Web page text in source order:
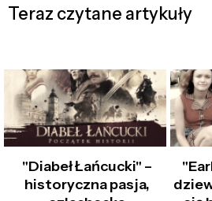
Teraz czytane artykuły
"Diabeł Łańcucki" –
historyczna pasja,